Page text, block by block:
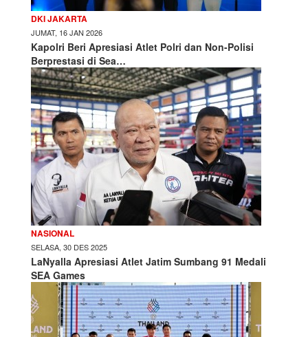
DKI JAKARTA
JUMAT, 16 JAN 2026
Kapolri Beri Apresiasi Atlet Polri dan Non-Polisi
Berprestasi di Sea…
NASIONAL
SELASA, 30 DES 2025
LaNyalla Apresiasi Atlet Jatim Sumbang 91 Medali
SEA Games